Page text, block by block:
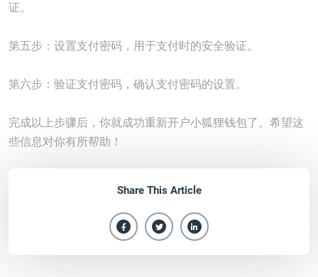
证。
第五步：设置支付密码，用于支付时的安全验证。
第六步：验证支付密码，确认支付密码的设置。
完成以上步骤后，你就成功重新开户小狐狸钱包了。希望这
些信息对你有所帮助！
Share This Article